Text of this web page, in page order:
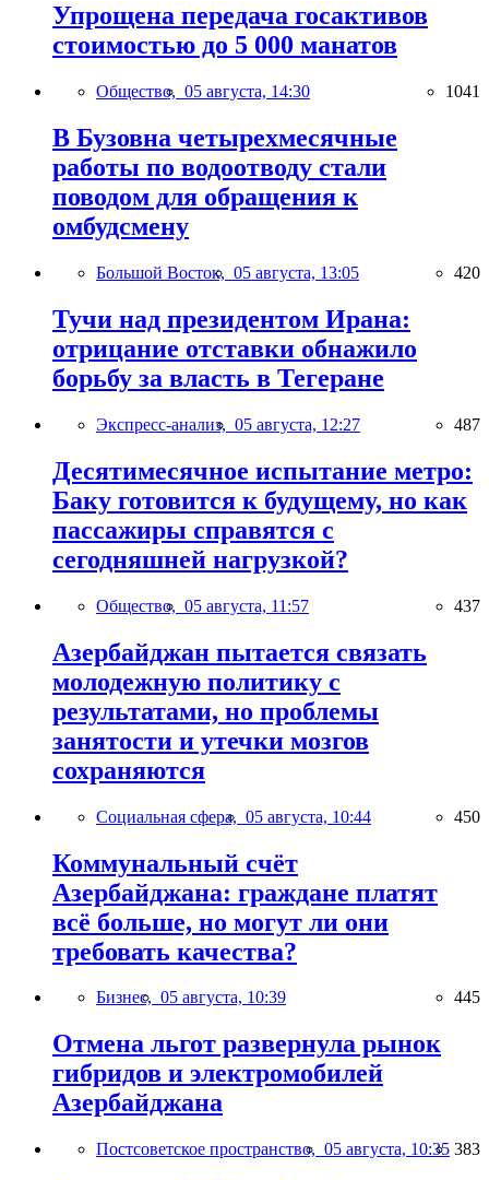
Упрощена передача госактивов
стоимостью до 5 000 манатов
Общество, 05 августа, 14:30 1041
В Бузовна четырехмесячные
работы по водоотводу стали
поводом для обращения к
омбудсмену
Большой Восток, 05 августа, 13:05 420
Тучи над президентом Ирана:
отрицание отставки обнажило
борьбу за власть в Тегеране
Экспресс-анализ, 05 августа, 12:27 487
Десятимесячное испытание метро:
Баку готовится к будущему, но как
пассажиры справятся с
сегодняшней нагрузкой?
Общество, 05 августа, 11:57 437
Азербайджан пытается связать
молодежную политику с
результатами, но проблемы
занятости и утечки мозгов
сохраняются
Социальная сфера, 05 августа, 10:44 450
Коммунальный счёт
Азербайджана: граждане платят
всё больше, но могут ли они
требовать качества?
Бизнес, 05 августа, 10:39 445
Отмена льгот развернула рынок
гибридов и электромобилей
Азербайджана
Постсоветское пространство, 05 августа, 10:35 383